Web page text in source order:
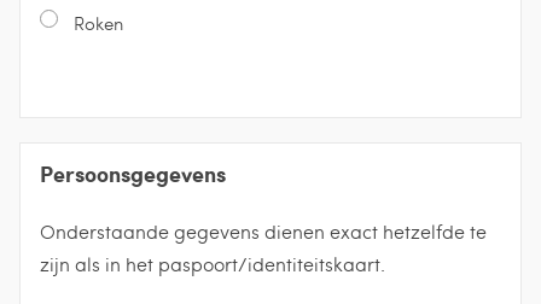
Roken
Persoonsgegevens
Onderstaande gegevens dienen exact hetzelfde te
zijn als in het paspoort/identiteitskaart.